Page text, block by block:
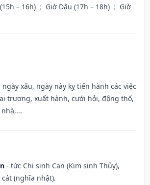
– 16h) ; Giờ Dậu (17h – 18h) ; Giờ
ngày xấu, ngày này kỵ tiến hành các việc
trương, xuất hành, cưới hỏi, động thổ,
- tức Chi sinh Can (Kim sinh Thủy),
(nghĩa nhật).